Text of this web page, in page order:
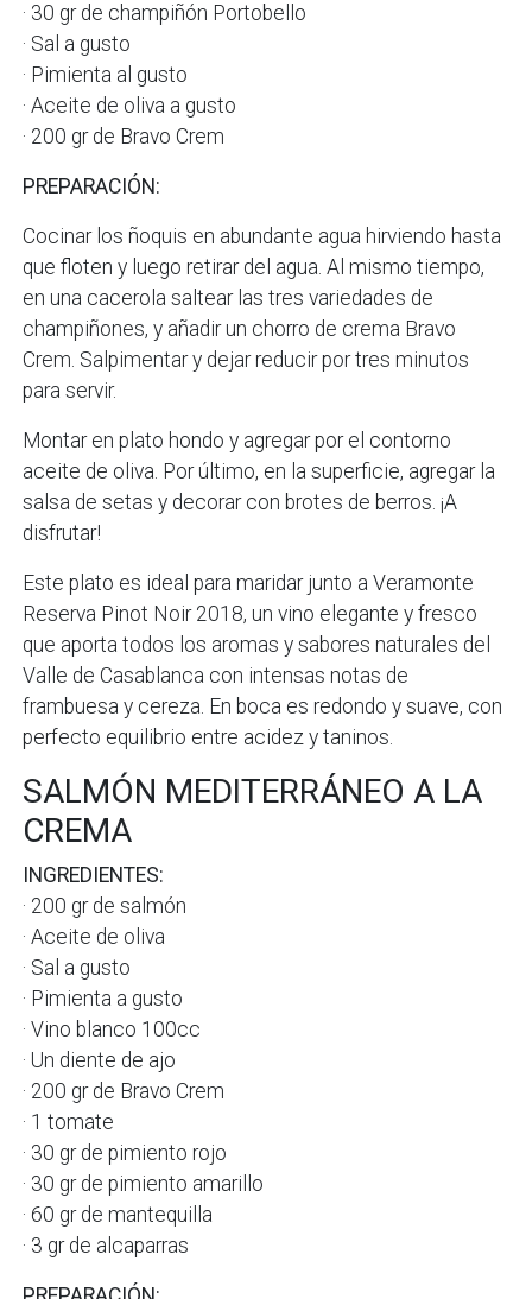
· 30 gr de champiñón Portobello
· Sal a gusto
· Pimienta al gusto
· Aceite de oliva a gusto
· 200 gr de Bravo Crem
PREPARACIÓN:
Cocinar los ñoquis en abundante agua hirviendo hasta
que floten y luego retirar del agua. Al mismo tiempo,
en una cacerola saltear las tres variedades de
champiñones, y añadir un chorro de crema Bravo
Crem. Salpimentar y dejar reducir por tres minutos
para servir.
Montar en plato hondo y agregar por el contorno
aceite de oliva. Por último, en la superficie, agregar la
salsa de setas y decorar con brotes de berros. ¡A
disfrutar!
Este plato es ideal para maridar junto a Veramonte
Reserva Pinot Noir 2018, un vino elegante y fresco
que aporta todos los aromas y sabores naturales del
Valle de Casablanca con intensas notas de
frambuesa y cereza. En boca es redondo y suave, con
perfecto equilibrio entre acidez y taninos.
SALMÓN MEDITERRÁNEO A LA
CREMA
INGREDIENTES:
· 200 gr de salmón
· Aceite de oliva
· Sal a gusto
· Pimienta a gusto
· Vino blanco 100cc
· Un diente de ajo
· 200 gr de Bravo Crem
· 1 tomate
· 30 gr de pimiento rojo
· 30 gr de pimiento amarillo
· 60 gr de mantequilla
· 3 gr de alcaparras